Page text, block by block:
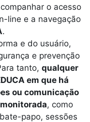
o acesso
line e a navegação
.
e do usuário,
e prevenção
tanto, qualquer
em que há
ou comunicação
, como
papo, sessões